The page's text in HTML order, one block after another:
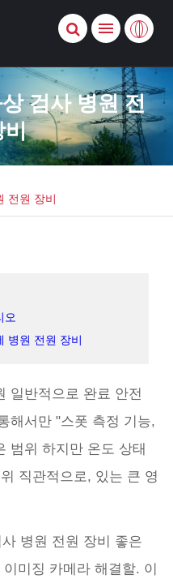
검사 병원 전
비
전원 장비
오
병원 전원 장비
일반적으로 완료 안전
해서만 "스폿 측정 기능,
범위 하지만 온도 상태
직관적으로, 있는 큰 영
병원 전원 장비 좋은
미징 카메라 해결할. 이